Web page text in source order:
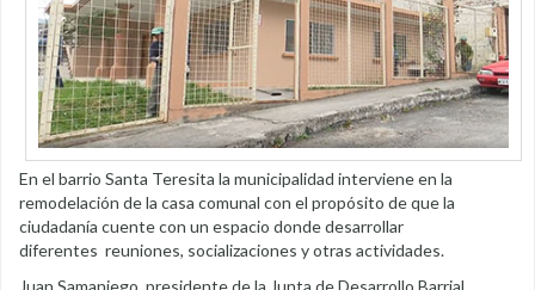
En el barrio Santa Teresita la municipalidad interviene en la
remodelación de la casa comunal con el propósito de que la
ciudadanía cuente con un espacio donde desarrollar
diferentes reuniones, socializaciones y otras actividades.